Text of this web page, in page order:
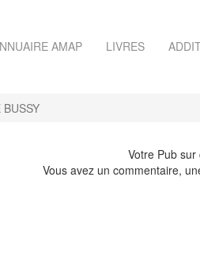
AMAP LIVRES
BUSSY
Votre Pub
Vous avez un commentaire,